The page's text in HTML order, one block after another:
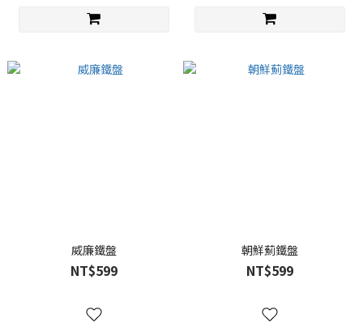
威廉鐵盤
NT$599
朝鮮薊鐵盤
NT$599